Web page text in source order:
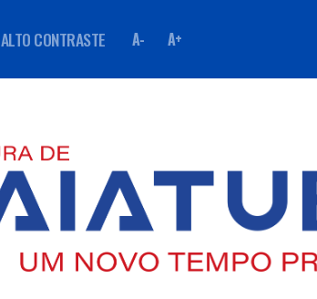
ALTO CONTRASTE A- A+